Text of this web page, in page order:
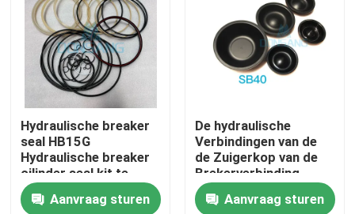
Huis
Hydraulische breaker
seal HB15G
Hydraulische breaker
cilinder seal kit te
koop
Aanvraag sturen
De hydraulische
Verbindingen van de
de Zuigerkop van de
Brekerverbinding
SB40 Rubber voor
Graafwerktuig
Aanvraag sturen